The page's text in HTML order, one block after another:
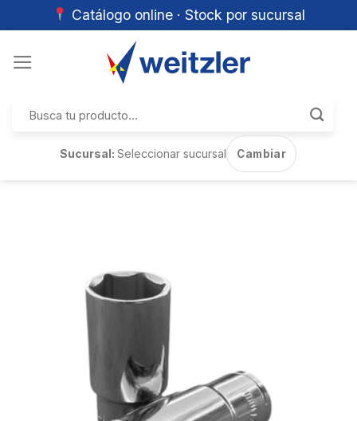
Catálogo online · Stock por sucursal
por:
Sucursal:Seleccionar sucursal Cambiar